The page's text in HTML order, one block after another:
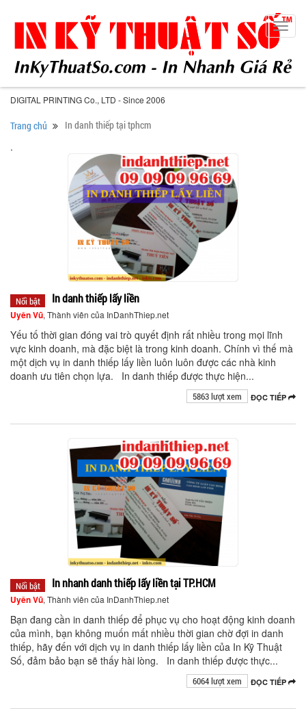
DIGITAL PRINTING Co., LTD - Since 2006
Trang chủ In danh thiếp tại tphcm
.
Nổi bật In danh thiếp lấy liền
Uyên Vũ, Thành viên của InDanhThiep.net
Yếu tố thời gian đóng vai trò quyết định rất nhiều trong mọi lĩnh
vực kinh doanh, mà đặc biệt là trong kinh doanh. Chính vì thế mà
một dịch vụ in danh thiếp lấy liền luôn luôn được các nhà kinh
doanh ưu tiên chọn lựa. In danh thiếp được thực hiện...
ĐỌC TIẾP
5863 lượt xem
Nổi bật In nhanh danh thiếp lấy liền tại TP.HCM
Uyên Vũ, Thành viên của InDanhThiep.net
Bạn đang cần in danh thiếp để phục vụ cho hoạt động kinh doanh
của mình, bạn không muốn mất nhiều thời gian chờ đợi in danh
thiếp, hãy đến với dịch vụ in danh thiếp lấy liền của In Kỹ Thuật
Số, đảm bảo bạn sẽ thấy hài lòng. In danh thiếp được thực...
ĐỌC TIẾP
6064 lượt xem